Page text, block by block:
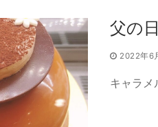
父の
2022年6
キャラメ